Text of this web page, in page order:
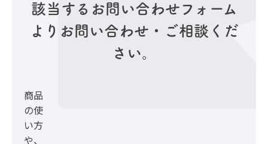
該当するお問い合わせフォーム
より お問い合わせ・ご相談くだ
さい。
商品
の使
い方
や、